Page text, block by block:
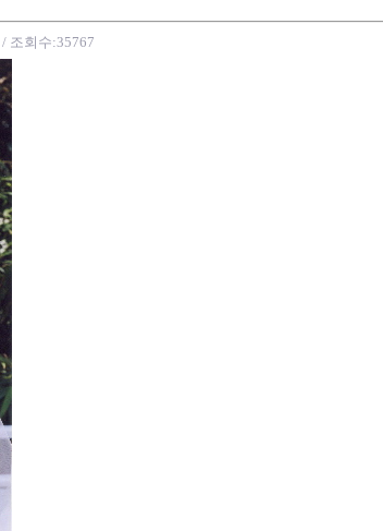
/ 조회수:35767